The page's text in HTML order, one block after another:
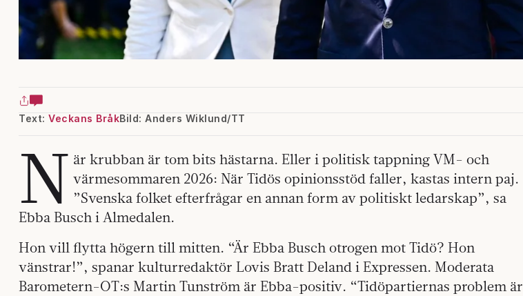
Text: Veckans BråkBild: Anders Wiklund/TT
N är krubban är tom bits hästarna. Eller i politisk tappning VM- och
värmesommaren 2026: När Tidös opinionsstöd faller, kastas intern paj.
”Svenska folket efterfrågar en annan form av politiskt ledarskap”, sa
Ebba Busch i Almedalen.
Hon vill flytta högern till mitten. “Är Ebba Busch otrogen mot Tidö? Hon
vänstrar!”, spanar kulturredaktör Lovis Bratt Deland i Expressen. Moderata
Barometern-OT:s Martin Tunström är Ebba-positiv. “Tidöpartiernas problem är